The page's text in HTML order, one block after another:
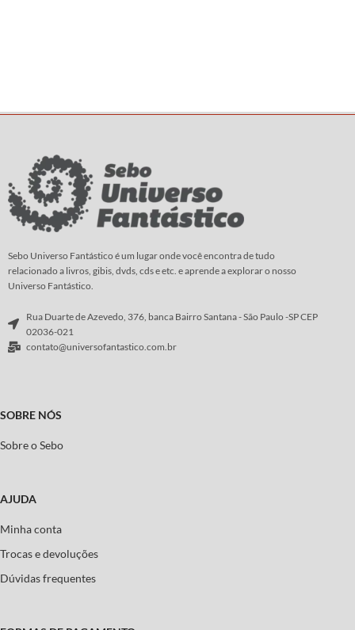
Sebo Universo Fantástico é um lugar onde você encontra de tudo
relacionado a livros, gibis, dvds, cds e etc. e aprende a explorar o nosso
Universo Fantástico.
Rua Duarte de Azevedo, 376, banca Bairro Santana - São Paulo -SP CEP
02036-021
contato@universofantastico.com.br
SOBRE NÓS
Sobre o Sebo
AJUDA
Minha conta
Trocas e devoluções
Dúvidas frequentes